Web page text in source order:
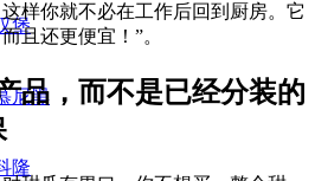
堡
尼黑
隆
样你就不必在工作后回到厨房。它
且还更便宜！”。
品，而不是已经分装的